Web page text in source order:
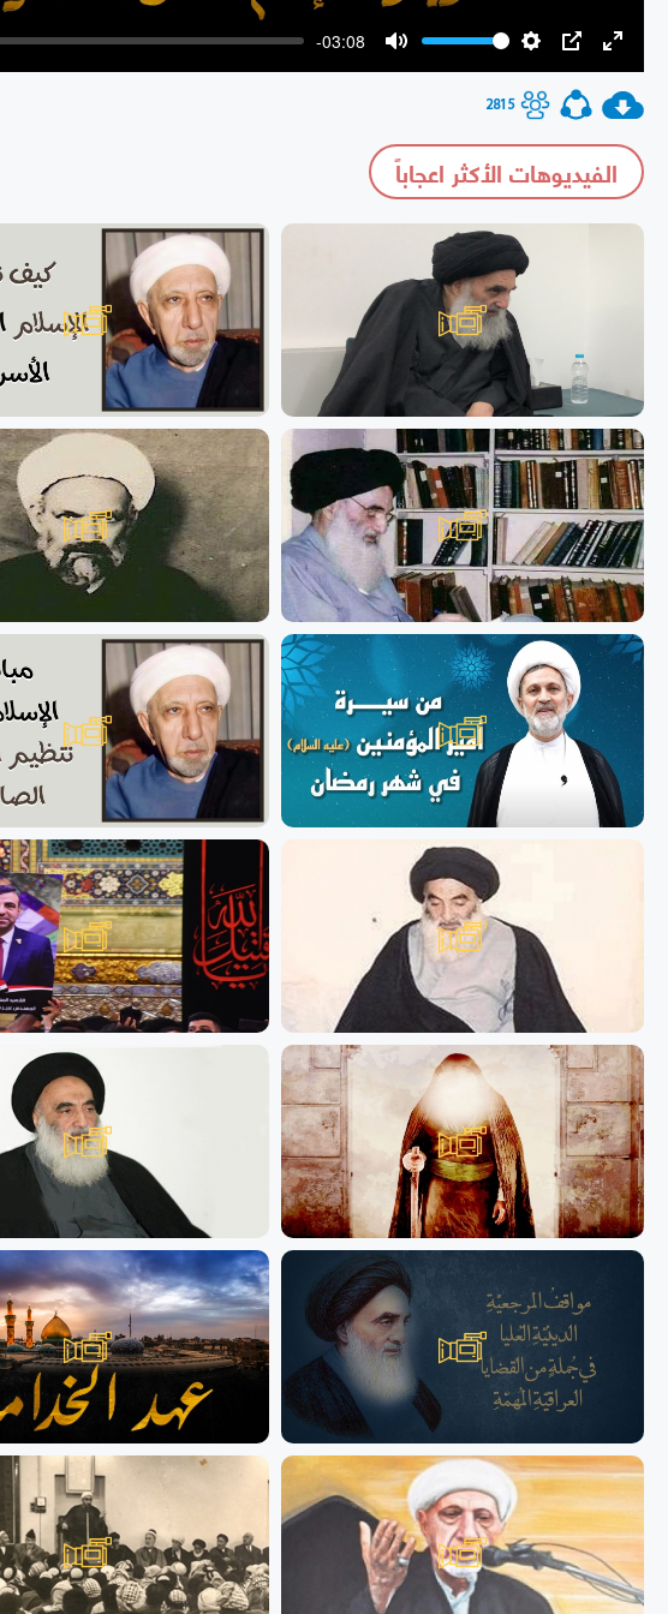
-03:08
2815
الفيديوهات الأكثر اعجاباً